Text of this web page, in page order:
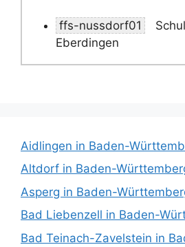
ffs-nussdorf01
Eberdingen
Aidlingen in Baden-
Altdorf in Baden-
Asperg in Baden-
Bad Liebenzell in Baden-
Bad Teinach-Zavelstein in